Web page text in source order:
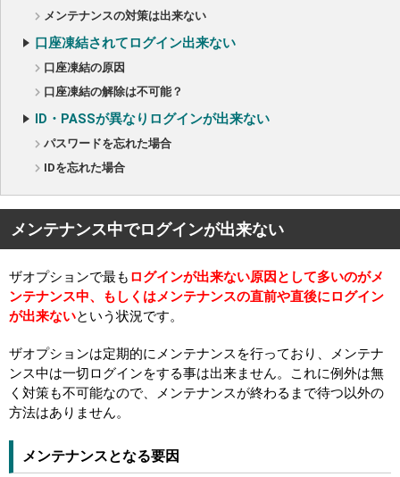
メンテナンスの対策は出来ない
口座凍結されてログイン出来ない
口座凍結の原因
口座凍結の解除は不可能？
ID・PASSが異なりログインが出来ない
パスワードを忘れた場合
IDを忘れた場合
メンテナンス中でログインが出来ない
ザオプションで最も ログインが出来ない原因として多いのがメ
ンテナンス中、もしくはメンテナンスの直前や直後にログイン
が出来ないという状況です。
ザオプションは定期的にメンテナンスを行っており、メンテナ
ンス中は一切ログインをする事は出来ません。これに例外は無
く対策も不可能なので、メンテナンスが終わるまで待つ以外の
方法はありません。
メンテナンスとなる要因